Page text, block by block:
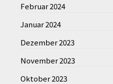
Februar 2024
Januar 2024
Dezember 2023
November 2023
Oktober 2023